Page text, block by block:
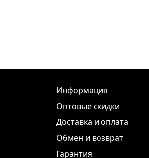
Информация
Оптовые скидки
Доставка и оплата
Обмен и возврат
Гарантия